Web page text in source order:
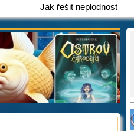
Jak řešit neplodnost